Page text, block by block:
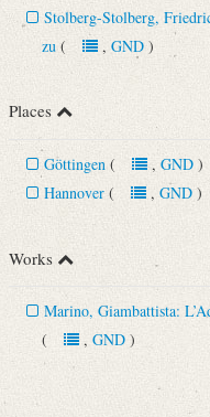
Stolberg-Stolberg,
zu (, GND)
Places
Göttingen (, GND)
Hannover (, GND)
Works
Marino, Giambattista:
(, GND)